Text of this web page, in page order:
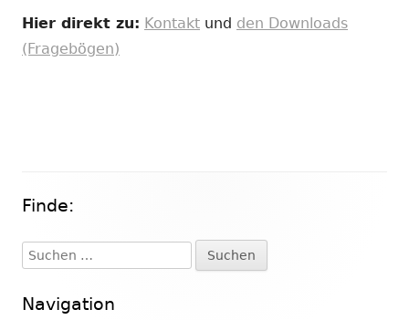
Hier direkt zu: Kontakt und den Downloads
(Fragebögen)
Haupt-
Seitenleiste
Finde:
Suchen
nach:
Navigation